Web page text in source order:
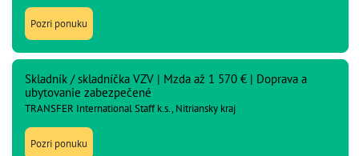
Pozri ponuku
Skladník / skladníčka VZV | Mzda až 1 570 € | Doprava a
ubytovanie zabezpečené
TRANSFER International Staff k.s., Nitriansky kraj
Pozri ponuku